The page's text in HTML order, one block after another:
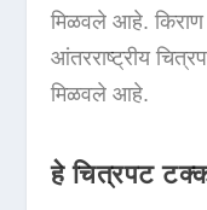
मिळवले आहे. किराण
आंतरराष्ट्रीय
मिळवले आहे.
हे चित्रपट